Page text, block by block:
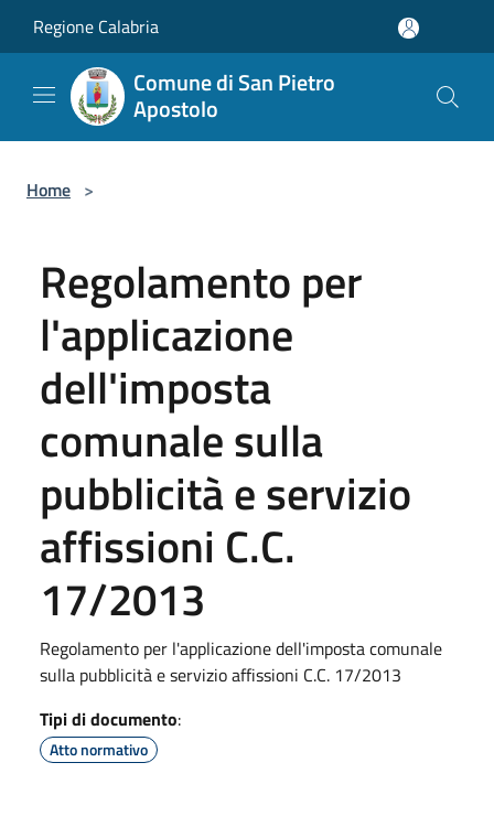
Regione Calabria
Comune di San Pietro
Apostolo
Home >
Regolamento per
l'applicazione
dell'imposta
comunale sulla
pubblicità e servizio
affissioni C.C.
17/2013
Regolamento per l'applicazione dell'imposta comunale
sulla pubblicità e servizio affissioni C.C. 17/2013
Tipi di documento:
Atto normativo